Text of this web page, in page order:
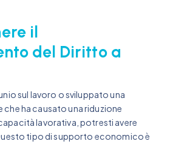
il
del Diritto a
sul lavoro o sviluppato una
ha causato una riduzione
lavorativa, potresti avere
tipo di supporto economico è